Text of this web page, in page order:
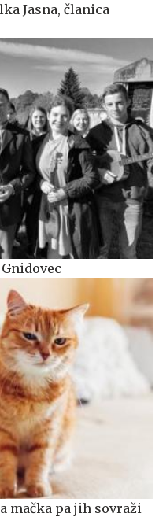
Jasna, članica
mačka pa jih sovraži